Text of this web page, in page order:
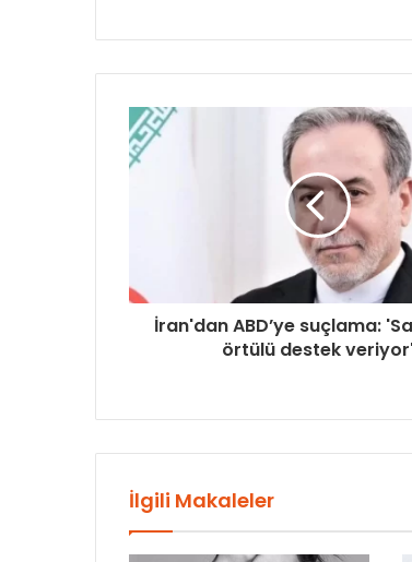
İran'dan ABD’ye suçlama:
örtülü destek
İlgili Makaleler